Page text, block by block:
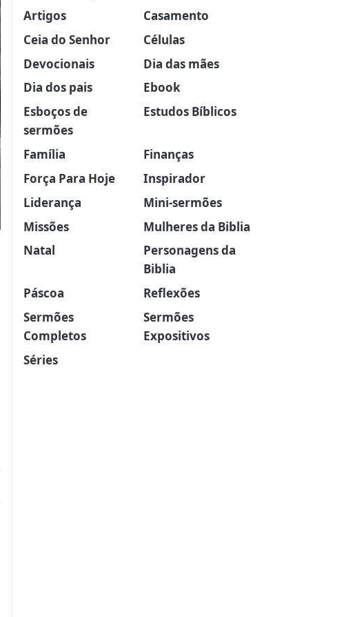
Artigos
Casamento
Ceia do Senhor
Células
Devocionais
Dia das mães
Dia dos pais
Ebook
Esboços de
sermões
Estudos Bíblicos
Família
Finanças
Força Para Hoje
Inspirador
Liderança
Mini-sermões
Missões
Mulheres da Biblia
Natal
Personagens da
Biblia
Páscoa
Reflexões
Sermões
Completos
Sermões
Expositivos
Séries